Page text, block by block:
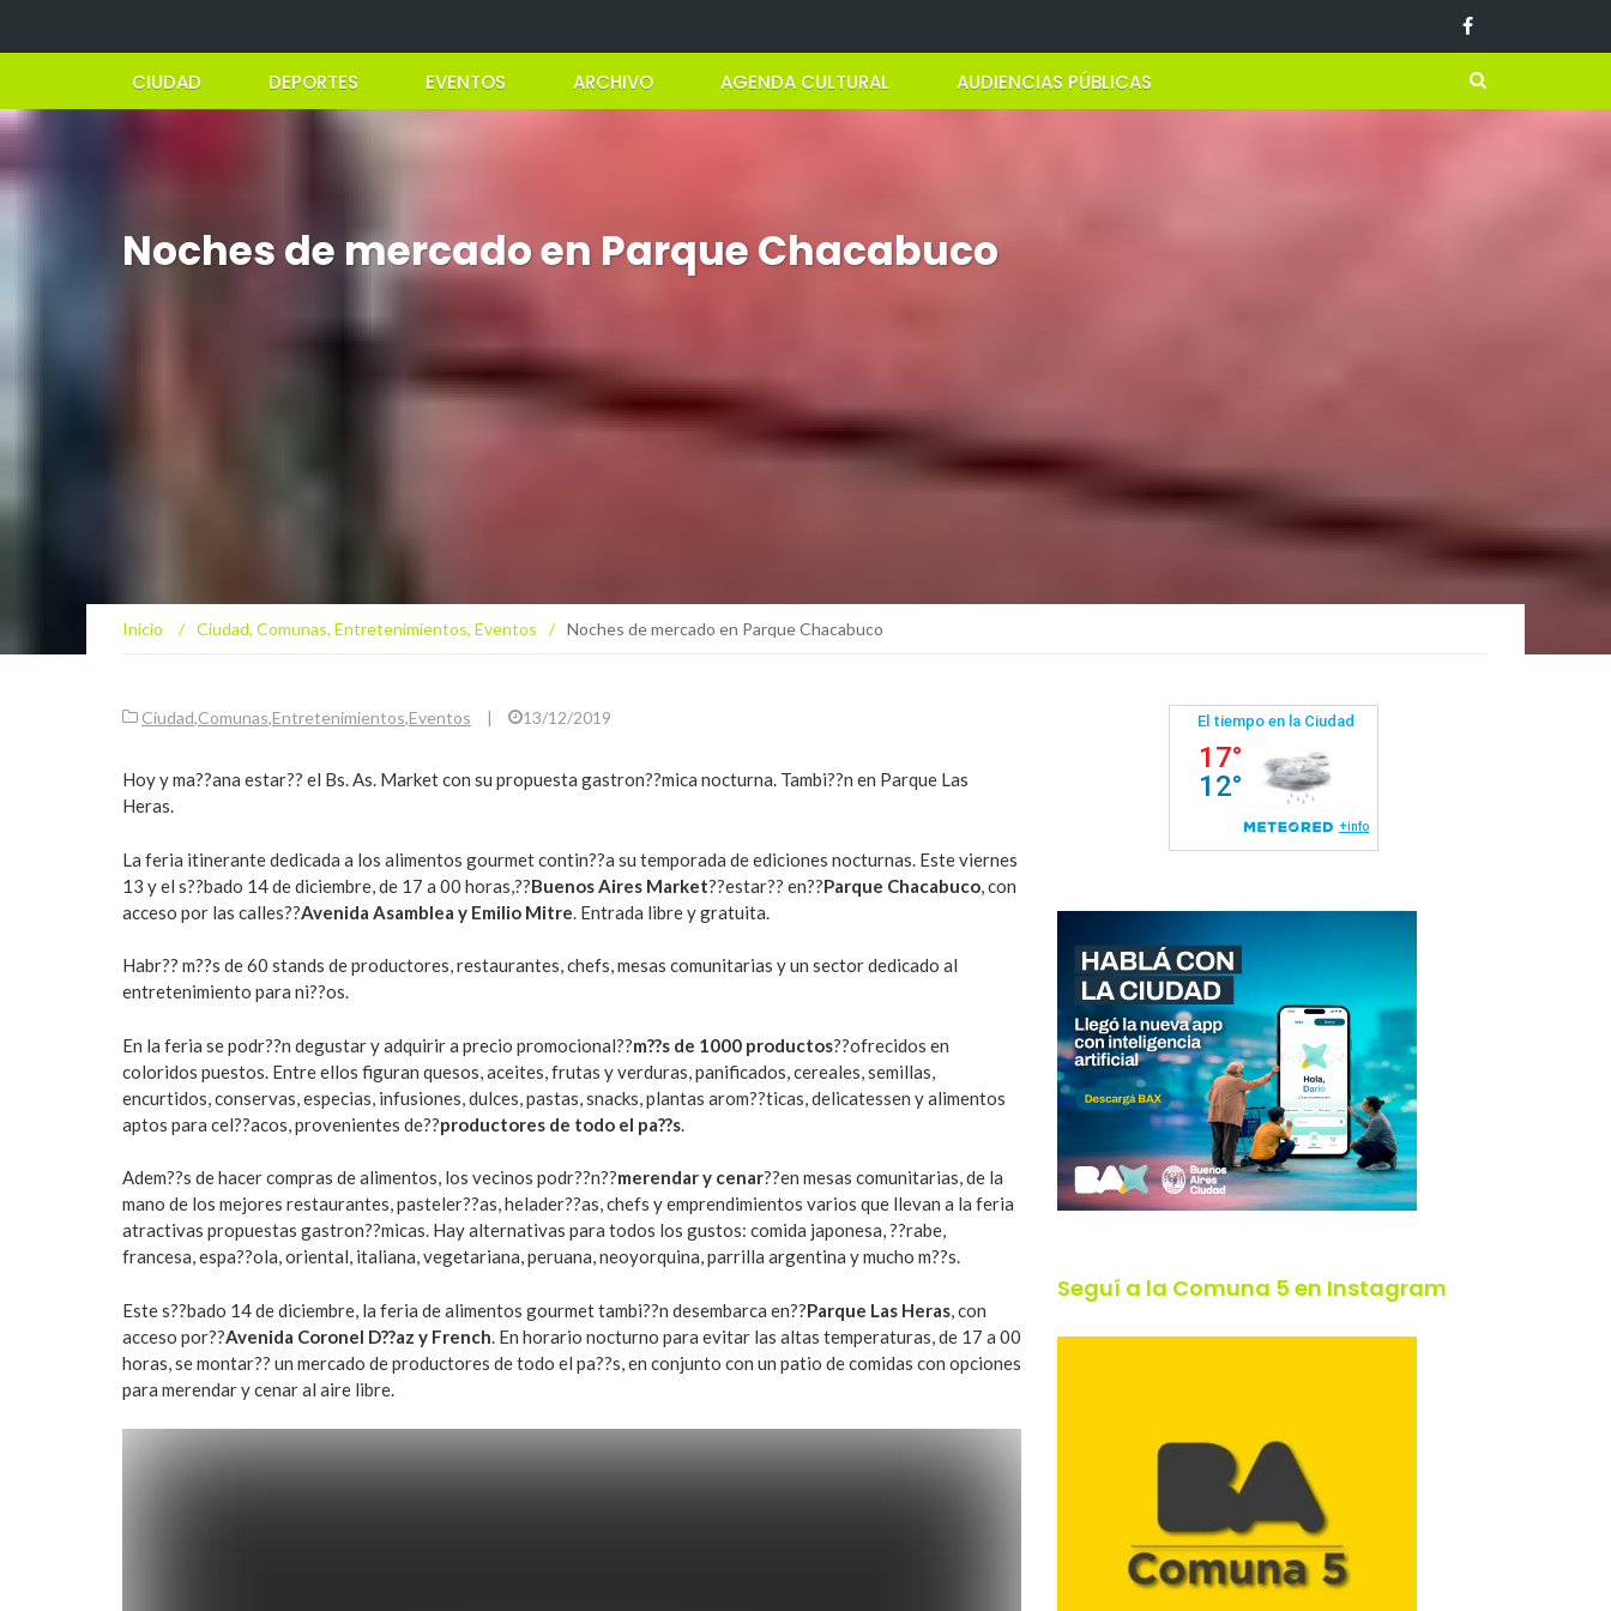
CIUDAD DEPORTES EVENTOS ARCHIVO AGENDA CULTURAL AUDIENCIAS PÚBLICAS
Noches de mercado en Parque Chacabuco
Inicio / Ciudad, Comunas, Entretenimientos, Eventos / Noches de mercado en Parque Chacabuco
Ciudad,Comunas,Entretenimientos,Eventos | 13/12/2019
Hoy y ma??ana estar?? el Bs. As. Market con su propuesta gastron??mica nocturna. Tambi??n en Parque Las
Heras.
La feria itinerante dedicada a los alimentos gourmet contin??a su temporada de ediciones nocturnas. Este viernes
13 y el s??bado 14 de diciembre, de 17 a 00 horas,??Buenos Aires Market??estar?? en??Parque Chacabuco , con
acceso por las calles??Avenida Asamblea y Emilio Mitre . Entrada libre y gratuita.
Habr?? m??s de 60 stands de productores, restaurantes, chefs, mesas comunitarias y un sector dedicado al
entretenimiento para ni??os.
En la feria se podr??n degustar y adquirir a precio promocional??m??s de 1000 productos??ofrecidos en
coloridos puestos. Entre ellos figuran quesos, aceites, frutas y verduras, panificados, cereales, semillas,
encurtidos, conservas, especias, infusiones, dulces, pastas, snacks, plantas arom??ticas, delicatessen y alimentos
aptos para cel??acos, provenientes de??productores de todo el pa??s
Adem??s de hacer compras de alimentos, los vecinos podr??n??merendar y cenar??en mesas comunitarias, de la
mano de los mejores restaurantes, pasteler??as, helader??as, chefs y emprendimientos varios que llevan a la feria
atractivas propuestas gastron??micas. Hay alternativas para todos los gustos: comida japonesa, ??rabe,
francesa, espa??ola, oriental, italiana, vegetariana, peruana, neoyorquina, parrilla argentina y mucho m??s.
Este s??bado 14 de diciembre, la feria de alimentos gourmet tambi??n desembarca en??Parque Las Heras , con
acceso por??Avenida Coronel D??az y French . En horario nocturno para evitar las altas temperaturas, de 17 a 00
horas, se montar?? un mercado de productores de todo el pa??s, en conjunto con un patio de comidas con opciones
para merendar y cenar al aire libre.
Seguí a la Comuna 5 en Instagram